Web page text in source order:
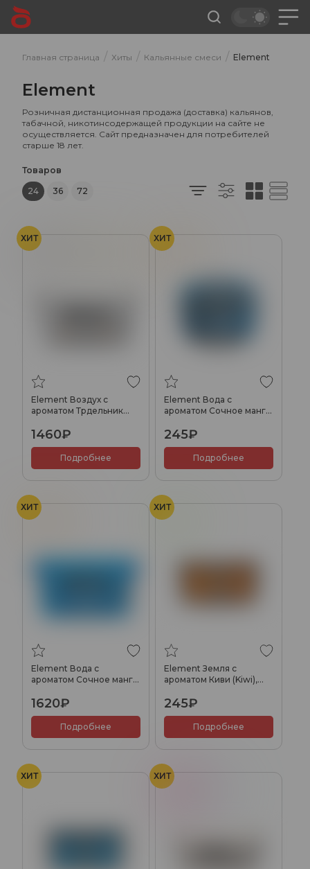
Главная страница / Хиты / Кальянные смеси / Element
Element
Розничная дистанционная продажа (доставка) кальянов,
табачной, никотинсодержащей продукции на сайте не
осуществляется. Сайт предназначен для потребителей
старше 18 лет.
Товаров
24
36 72
ХИТ
Орех
Element Воздух с
ароматом Трдельник
1460₽
Подробнее
ХИТ
Манго
Element Вода с
ароматом Сочное манго
245₽
Подробнее
ХИТ
Манго
Element Вода с
ароматом Сочное манго
1620₽
Подробнее
ХИТ
Киви
Element Земля с
ароматом Киви (Kiwi),
245₽
Подробнее
ХИТ ХИТ
Конфеты